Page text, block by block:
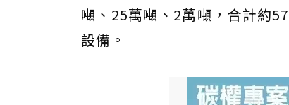
噸、25萬噸、2萬噸，合計約
設備。